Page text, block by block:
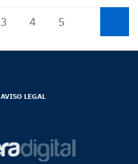
3 4 5
AVISO LEGAL